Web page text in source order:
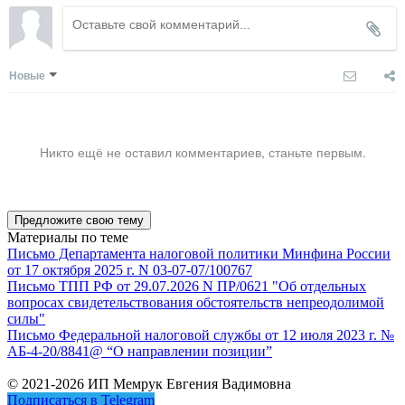
Новые
Никто ещё не оставил комментариев, станьте первым.
Предложите свою тему
Материалы по теме
Письмо Департамента налоговой политики Минфина России
от 17 октября 2025 г. N 03-07-07/100767
Письмо ТПП РФ от 29.07.2026 N ПР/0621 "Об отдельных
вопросах свидетельствования обстоятельств непреодолимой
силы"
Письмо Федеральной налоговой службы от 12 июля 2023 г. №
АБ-4-20/8841@ “О направлении позиции”
© 2021-2026 ИП Мемрук Евгения Вадимовна
Подписаться в Telegram